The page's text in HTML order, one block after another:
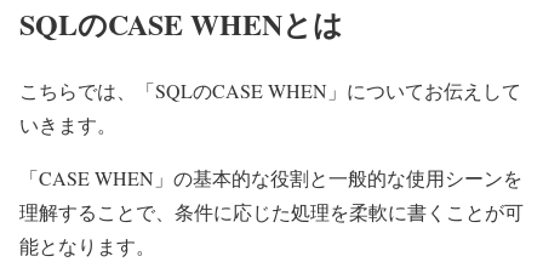
SQLのCASE WHENとは
こちらでは、「SQLのCASE WHEN」についてお伝えして
いきます。
「CASE WHEN」の基本的な役割と一般的な使用シーンを
理解することで、条件に応じた処理を柔軟に書くことが可
能となります。